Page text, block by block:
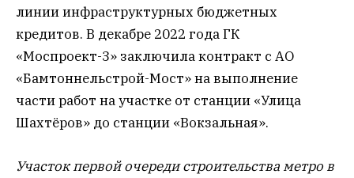
линии инфраструктурных бюджетных
кредитов. В декабре 2022 года ГК
«Моспроект-3» заключила контракт с АО
«Бамтоннельстрой-Мост» на выполнение
части работ на участке от станции «Улица
Шахтёров» до станции «Вокзальная».
Участок первой очереди строительства метро в